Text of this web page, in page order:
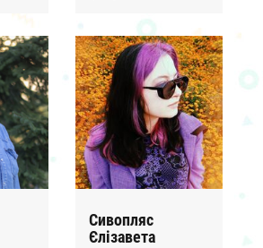
Сивопляс
Єлізавета